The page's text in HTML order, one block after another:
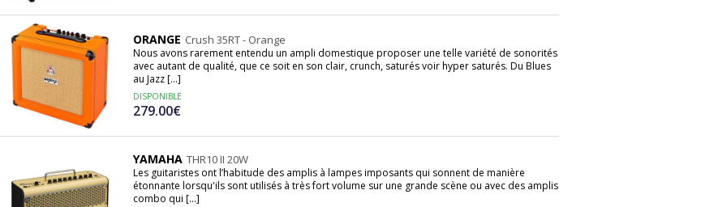
ORANGE Crush 35RT - Orange
Nous avons rarement entendu un ampli domestique proposer une telle variété de sonorités
avec autant de qualité, que ce soit en son clair, crunch, saturés voir hyper saturés. Du Blues
au Jazz [...]
DISPONIBLE
279.00€
YAMAHA THR10 II 20W
Les guitaristes ont l’habitude des amplis à lampes imposants qui sonnent de manière
étonnante lorsqu'ils sont utilisés à très fort volume sur une grande scène ou avec des amplis
combo qui [...]